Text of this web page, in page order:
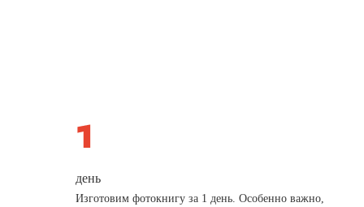
день
Изготовим фотокнигу за 1 день. Особенно важно,